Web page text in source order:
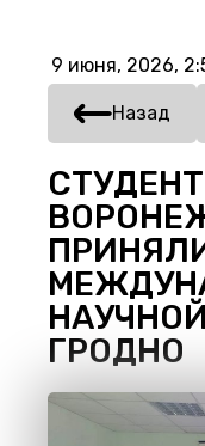
9 июня, 2026,
Назад
ГРОДНО